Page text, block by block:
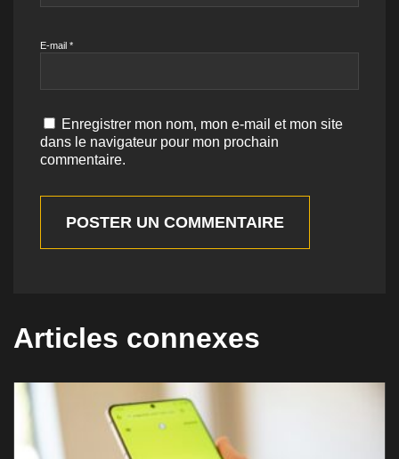
E-mail *
Enregistrer mon nom, mon e-mail et mon site
dans le navigateur pour mon prochain
commentaire.
POSTER UN COMMENTAIRE
Articles connexes